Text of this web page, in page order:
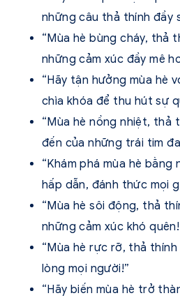
những câu thả thính đầy
“Mùa hè bùng cháy, thả
những cảm xúc đầy mê
“Hãy tận hưởng mùa hè
chìa khóa để thu hút sự
“Mùa hè nồng nhiệt, thả
đến của những trái tim
“Khám phá mùa hè
hấp dẫn, đánh thức mọi
“Mùa hè sôi động, thả
những cảm xúc khó
“Mùa hè rực rỡ, thả
lòng mọi người!”
“Hãy biến mùa hè trở